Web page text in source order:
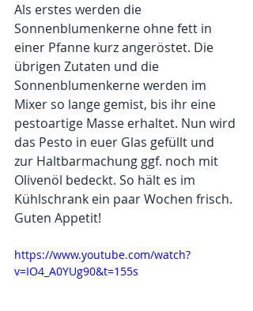
Als erstes werden die
Sonnenblumenkerne ohne fett in
einer Pfanne kurz angeröstet. Die
übrigen Zutaten und die
Sonnenblumenkerne werden im
Mixer so lange gemist, bis ihr eine
pestoartige Masse erhaltet. Nun wird
das Pesto in euer Glas gefüllt und
zur Haltbarmachung ggf. noch mit
Olivenöl bedeckt. So hält es im
Kühlschrank ein paar Wochen frisch.
Guten Appetit!
https://www.youtube.com/watch?
v=IO4_A0YUg90&t=155s